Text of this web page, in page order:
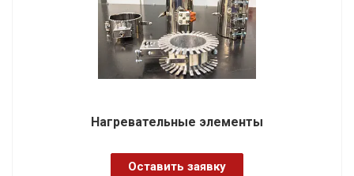
Нагревательные элементы
Оставить заявку